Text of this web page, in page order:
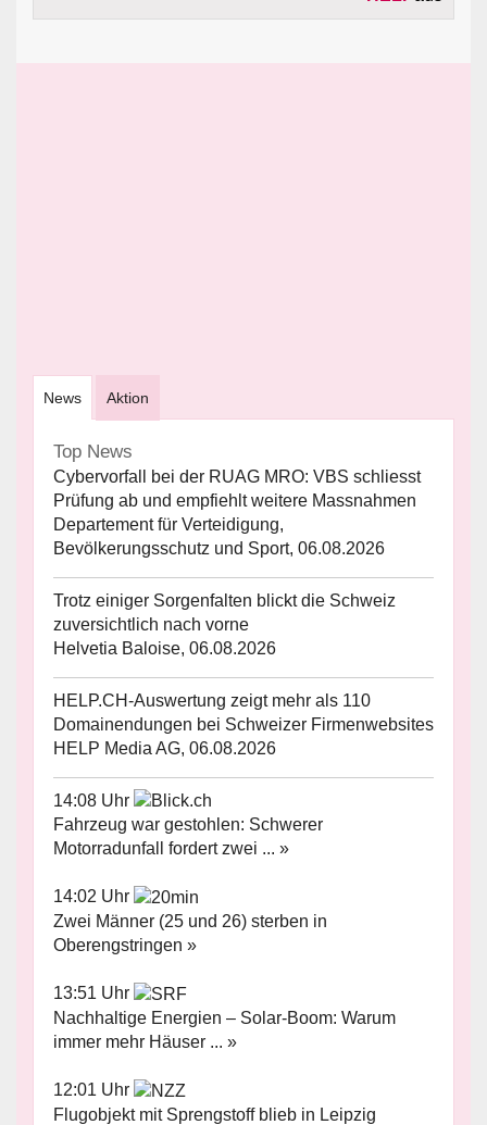
News Aktion
Top News
Cybervorfall bei der RUAG MRO: VBS schliesst
Prüfung ab und empfiehlt weitere Massnahmen
Departement für Verteidigung,
Bevölkerungsschutz und Sport, 06.08.2026
Trotz einiger Sorgenfalten blickt die Schweiz
zuversichtlich nach vorne
Helvetia Baloise, 06.08.2026
HELP.CH-Auswertung zeigt mehr als 110
Domainendungen bei Schweizer Firmenwebsites
HELP Media AG, 06.08.2026
14:08 Uhr
Fahrzeug war gestohlen: Schwerer
Motorradunfall fordert zwei ... »
14:02 Uhr
Zwei Männer (25 und 26) sterben in
Oberengstringen »
13:51 Uhr
Nachhaltige Energien – Solar-Boom: Warum
immer mehr Häuser ... »
12:01 Uhr
Flugobjekt mit Sprengstoff blieb in Leipzig